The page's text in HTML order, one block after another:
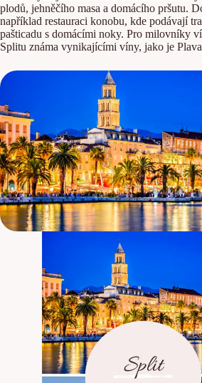
plodů, jehněčího masa a domácího pršutu.
například restauraci konobu, kde podávají
pašticadu s domácími noky. Pro milovníky
Splitu známa vynikajícími víny, jako je